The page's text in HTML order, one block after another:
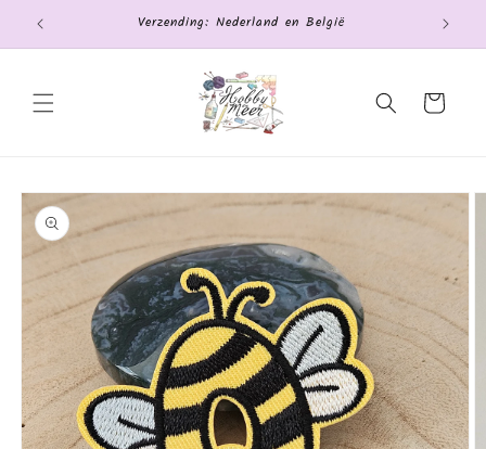
naar de
content
Verzending: Nederland en België
Winkelwagen
direct naar